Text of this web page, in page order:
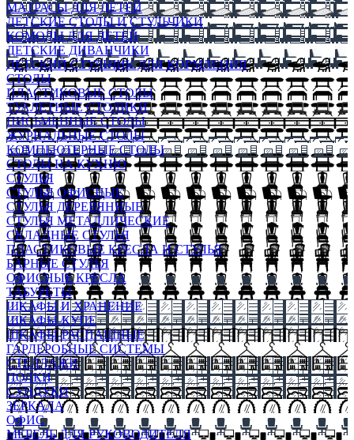
МАТРАСЫ ДЛЯ ДЕТЕЙ
ДЕТСКИЕ СТОЛЫ И СТУЛЬЧИКИ
КОМОДЫ ДЛЯ ДЕТЕЙ
ДЕТСКИЕ ДИВАНЧИКИ
ДЕТСКИЙ СТУЛЬЧИК ДЛЯ КОРМЛЕНИЯ
СТОЛЫ
ПЛАСТИКОВЫЕ СТОЛЫ
ТУАЛЕТНЫЕ СТОЛИКИ
ПИСЬМЕННЫЕ СТОЛЫ
ЖУРНАЛЬНЫЕ СТОЛЫ
КОМПЬЮТЕРНЫЕ СТОЛЫ
СТОЛЫ НА КУХНЮ
СТУЛЬЯ
СТУЛЬЯ ОФИСНЫЕ
СТУЛЬЯ ДЕРЕВЯННЫЕ
СТУЛЬЯ МЕТАЛЛИЧЕСКИЕ
СКЛАДНЫЕ СТУЛЬЯ
ПЛАСТИКОВЫЕ КРЕСЛА И СТУЛЬЯ
БАРНЫЕ СТУЛЬЯ
ОФИСНЫЕ КРЕСЛА
ТАБУРЕТЫ
ШКАФЫ И ХРАНЕНИЕ
ШКАФЫ-КУПЕ
ШКАФЫ-РАСПАШНЫЕ
ГАРДЕРОБНЫЕ СИСТЕМЫ
СТЕЛЛАЖИ
ПОЛКИ
СУНДУКИ
ЗЕРКАЛА
ОФИС
МЕБЕЛЬ ДЛЯ РУКОВОДИТЕЛЯ